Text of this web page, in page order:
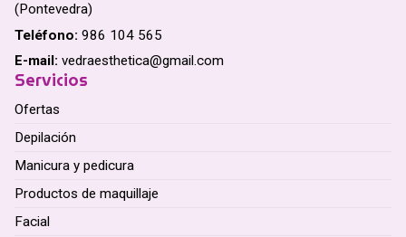
(Pontevedra)
Teléfono: 986 104 565
E-mail: vedraesthetica@gmail.com
Servicios
Ofertas
Depilación
Manicura y pedicura
Productos de maquillaje
Facial